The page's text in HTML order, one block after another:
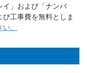
イ」および「ナンバ
工事費を無料としま
。